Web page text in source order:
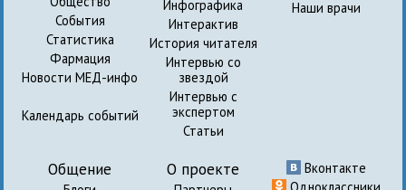
События
Статистика
Фармация
Новости МЕД-инфо
Календарь событий
Инфографика
Интерактив
История читателя
Интервью со
звездой
Интервью с
экспертом
Статьи
Наши врачи
Общение О проекте
Вконтакте
Одноклассники